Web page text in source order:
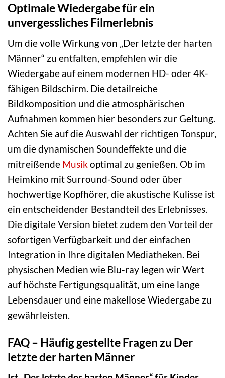
Optimale Wiedergabe für ein
unvergessliches Filmerlebnis
Um die volle Wirkung von „Der letzte der harten
Männer“ zu entfalten, empfehlen wir die
Wiedergabe auf einem modernen HD- oder 4K-
fähigen Bildschirm. Die detailreiche
Bildkomposition und die atmosphärischen
Aufnahmen kommen hier besonders zur Geltung.
Achten Sie auf die Auswahl der richtigen Tonspur,
um die dynamischen Soundeffekte und die
mitreißende Musikoptimal zu genießen. Ob im
Heimkino mit Surround-Sound oder über
hochwertige Kopfhörer, die akustische Kulisse ist
ein entscheidender Bestandteil des Erlebnisses.
Die digitale Version bietet zudem den Vorteil der
sofortigen Verfügbarkeit und der einfachen
Integration in Ihre digitalen Mediatheken. Bei
physischen Medien wie Blu-ray legen wir Wert
auf höchste Fertigungsqualität, um eine lange
Lebensdauer und eine makellose Wiedergabe zu
gewährleisten.
FAQ – Häufig gestellte Fragen zu Der
letzte der harten Männer